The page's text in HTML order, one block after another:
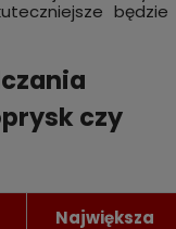
będzie
czy
Największa